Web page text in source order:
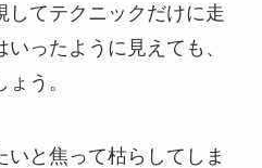
してテクニックだけに走
ったように見えても、
う。
と焦って枯らしてしま